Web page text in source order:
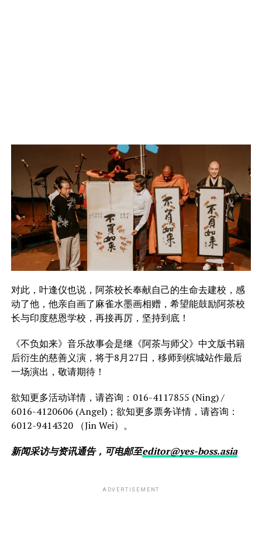
对此，叶逢仪也说，阿茶校长奉献自己的生命去建校，感
动了他，他亲自画了麻雀水墨画相赠，希望能鼓励阿茶校
长与印度慈恩学校，再接再厉，坚持到底！
《不负如来》音乐故事会是继《阿茶与师父》中文版书籍
后衍生的慈善义演，将于8月27日，移师到槟城站作最后
一场演出，敬请期待！
欲知更多活动详情，请咨询：016-4117855 (Ning) /
6016-4120606 (Angel)；欲知更多票务详情，请咨询：
6012-9414320 （Jin Wei）。
新闻采访与资讯通告，可电邮至editor@yes-boss.asia
ADVERTISEMENT